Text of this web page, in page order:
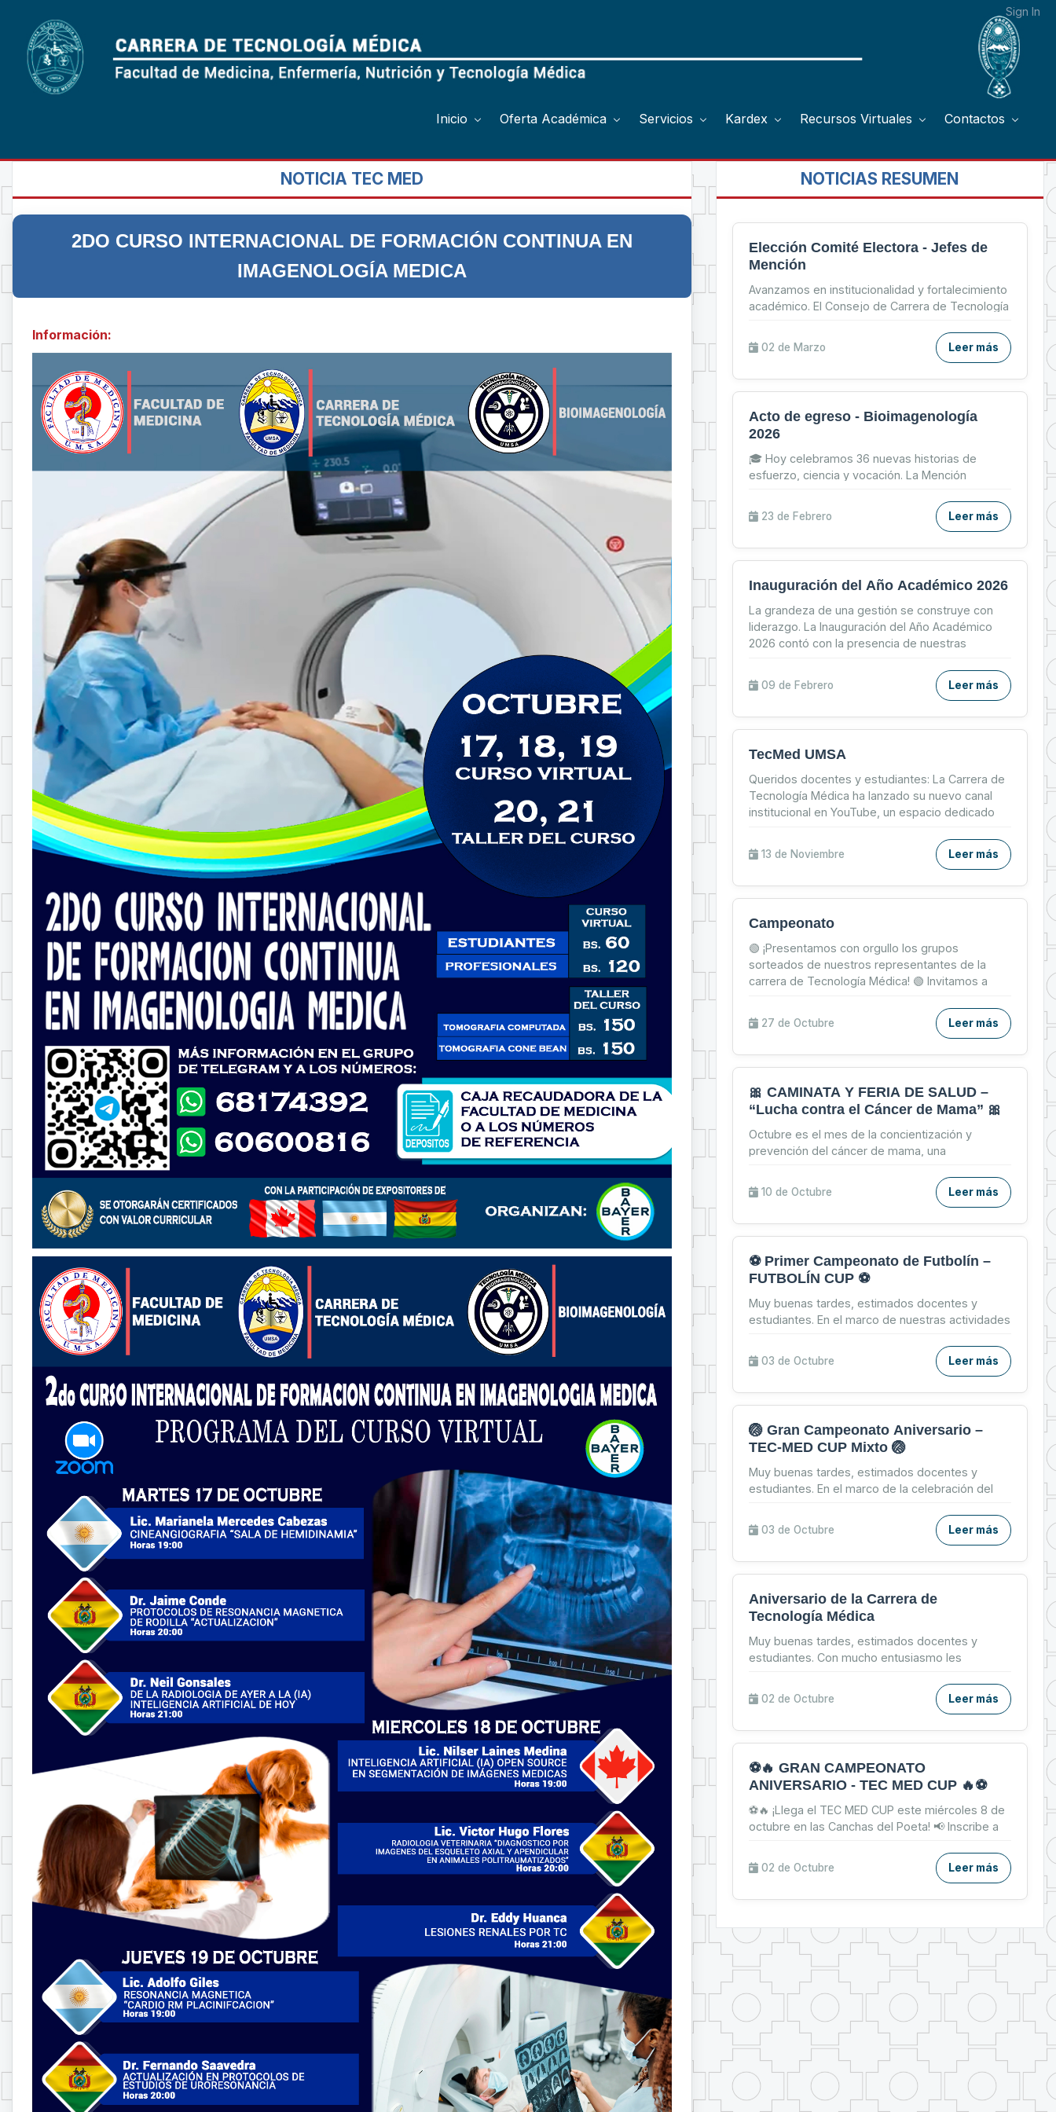
Sign In
Inicio Oferta Académica Servicios Kardex Recursos Virtuales Contactos
NOTICIA TEC MED
2DO CURSO INTERNACIONAL DE FORMACIÓN CONTINUA EN
IMAGENOLOGÍA MEDICA
Información:
NOTICIAS RESUMEN
Elección Comité Electora - Jefes de
Mención
Avanzamos en institucionalidad y fortalecimiento
académico. El Consejo de Carrera de Tecnología
para la...
02 de Marzo Leer más
Acto de egreso - Bioimagenología
2026
🎓 Hoy celebramos 36 nuevas historias de
esfuerzo, ciencia y vocación. La Mención
Médica – UMSA despide a ...
23 de Febrero Leer más
Inauguración del Año Académico 2026
La grandeza de una gestión se construye con
liderazgo. La Inauguración del Año Académico
2026 contó con la presencia de nuestras
09 de Febrero Leer más
TecMed UMSA
Queridos docentes y estudiantes: La Carrera de
Tecnología Médica ha lanzado su nuevo canal
institucional en YouTube, un espacio dedicado
13 de Noviembre Leer más
Campeonato
🟢 ¡Presentamos con orgullo los grupos
sorteados de nuestros representantes de la
carrera de Tecnología Médica! 🟢 Invitamos a
27 de Octubre Leer más
🎀 CAMINATA Y FERIA DE SALUD –
“Lucha contra el Cáncer de Mama” 🎀
Octubre es el mes de la concientización y
prevención del cáncer de mama, una
tiempo puede salvar vidas....
10 de Octubre Leer más
⚽ Primer Campeonato de Futbolín –
FUTBOLÍN CUP ⚽
Muy buenas tardes, estimados docentes y
estudiantes. En el marco de nuestras actividades
invitarles a parti...
03 de Octubre Leer más
🏐 Gran Campeonato Aniversario –
TEC-MED CUP Mixto 🏐
Muy buenas tardes, estimados docentes y
estudiantes. En el marco de la celebración del
Médica, tenemos el ...
03 de Octubre Leer más
Aniversario de la Carrera de
Tecnología Médica
Muy buenas tardes, estimados docentes y
estudiantes. Con mucho entusiasmo les
preparado para celebrar juntos ...
02 de Octubre Leer más
⚽🔥 GRAN CAMPEONATO
ANIVERSARIO - TEC MED CUP 🔥⚽
⚽🔥 ¡Llega el TEC MED CUP este miércoles 8 de
octubre en las Canchas del Poeta! 📢 Inscribe a
73702574 (E...
02 de Octubre Leer más